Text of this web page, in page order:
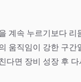
계속 누르기보다 리
움직임이 강한 구
다면 장비 성장 후